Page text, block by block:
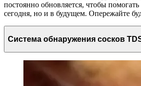
постоянно обновляется, чтобы
сегодня, но и в будущем. Опережайте
Система обнаружения сосков